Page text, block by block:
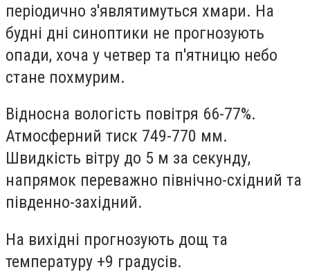
періодично з'являтимуться хмари. На
будні дні синоптики не прогнозують
опади, хоча у четвер та п'ятницю небо
стане похмурим.
Відносна вологість повітря 66-77%.
Атмосферний тиск 749-770 мм.
Швидкість вітру до 5 м за секунду,
напрямок переважно північно-східний та
південно-західний.
На вихідні прогнозують дощ та
температуру +9 градусів.